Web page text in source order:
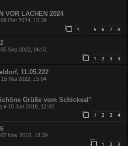
VOR LACHEN 2024
09 Okt 2024, 16:39
1 … 5 6 7 8
05 Sep 2022, 06:51
1 2 3 4
11.05.222
15 Mai 2022, 15:04
Grüße vom Schicksal"
« 18 Jun 2019, 12:42
1 2 3 4
07 Nov 2016, 18:39
1 2 3